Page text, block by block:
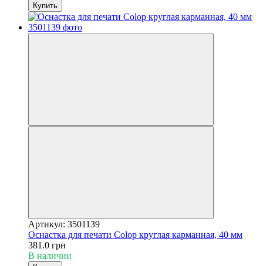
Купить
Артикул: 3501139
Оснастка для печати Colop круглая карманная, 40 мм
381.0 грн
В наличии